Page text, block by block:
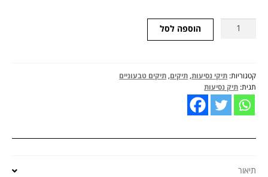
VERAGE
הוספה לסל
קטגוריות: תיקי נסיעות, תיקים, תיקים טבעוניים
תגית: תיק נסיעות
תיאור